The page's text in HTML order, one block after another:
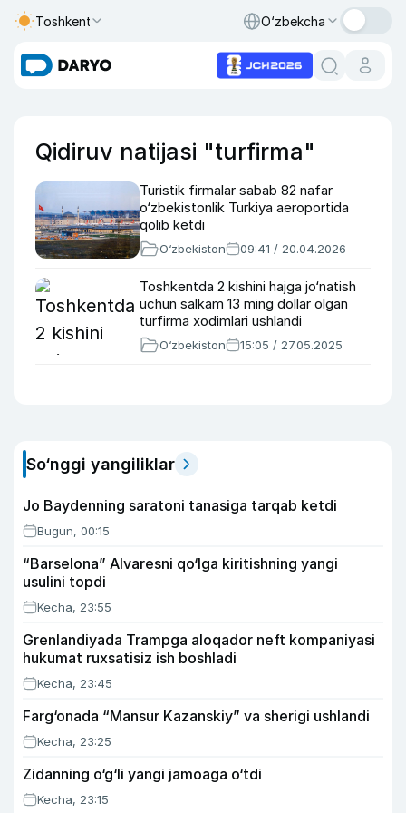
Toshkent O‘zbekcha
Qidiruv natijasi "turfirma"
Turistik firmalar sabab 82 nafar
o‘zbekistonlik Turkiya aeroportida
qolib ketdi
O‘zbekiston 09:41 / 20.04.2026
Toshkentda 2 kishini hajga jo‘natish
uchun salkam 13 ming dollar olgan
turfirma xodimlari ushlandi
O‘zbekiston 15:05 / 27.05.2025
So‘nggi yangiliklar
Jo Baydenning saratoni tanasiga tarqab ketdi
Bugun, 00:15
“Barselona” Alvaresni qo‘lga kiritishning yangi
usulini topdi
Kecha, 23:55
Grenlandiyada Trampga aloqador neft kompaniyasi
hukumat ruxsatisiz ish boshladi
Kecha, 23:45
Farg‘onada “Mansur Kazanskiy” va sherigi ushlandi
Kecha, 23:25
Zidanning o‘g‘li yangi jamoaga o‘tdi
Kecha, 23:15